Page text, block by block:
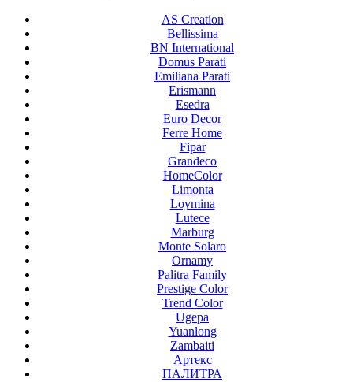
AS Creation
Bellissima
BN International
Domus Parati
Emiliana Parati
Erismann
Esedra
Euro Decor
Ferre Home
Fipar
Grandeco
HomeColor
Limonta
Loymina
Lutece
Marburg
Monte Solaro
Ornamy
Palitra Family
Prestige Color
Trend Color
Ugepa
Yuanlong
Zambaiti
Артекс
ПАЛИТРА